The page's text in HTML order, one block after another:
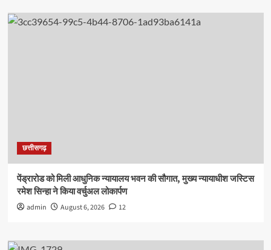
छत्तीसगढ़
पेंड्रारोड को मिली आधुनिक न्यायालय भवन की सौगात, मुख्य न्यायाधीश जस्टिस
रमेश सिन्हा ने किया वर्चुअल लोकार्पण
admin August 6, 2026 12